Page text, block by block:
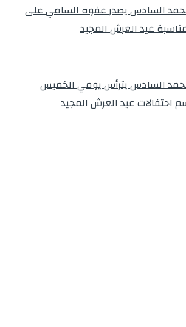
السادس يصدر عفوه السامي على
السادس يترأس يومي الخميس
احتفالات عيد العرش المجيد